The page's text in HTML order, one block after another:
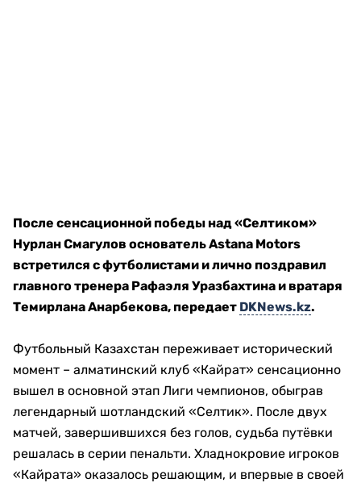
После сенсационной победы над «Селтиком»
Нурлан Смагулов основатель Astana Motors
встретился с футболистами и лично поздравил
главного тренера Рафаэля Уразбахтина и вратаря
Темирлана Анарбекова, передает DKNews.kz.
Футбольный Казахстан переживает исторический
момент – алматинский клуб «Кайрат» сенсационно
вышел в основной этап Лиги чемпионов, обыграв
легендарный шотландский «Селтик». После двух
матчей, завершившихся без голов, судьба путёвки
решалась в серии пенальти. Хладнокровие игроков
«Кайрата» оказалось решающим, и впервые в своей